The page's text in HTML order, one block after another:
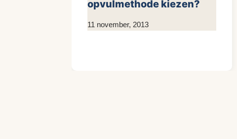
opvulmethode kiezen?
Door
11 november, 2013